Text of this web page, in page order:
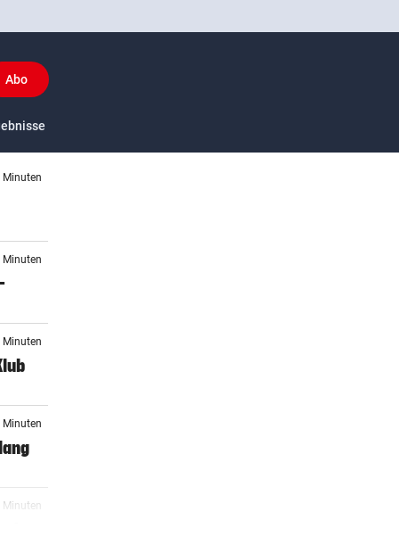
Abo
US-Sport
Minuten
Minuten
Minuten
Minuten
Minuten